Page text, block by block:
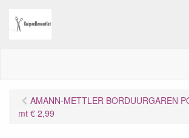
AMANN-METTLER BORDUURGAREN
mt € 2,99